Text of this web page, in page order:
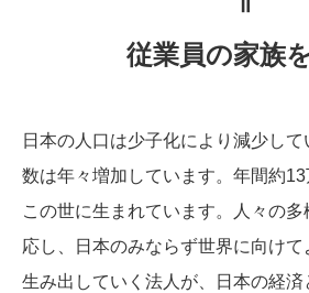
従業員の家族
日本の人口は少子化により減少し
数は年々増加しています。年間約
この世に生まれています。人々の
応し、日本のみならず世界に向け
生み出していく法人が、日本の経済